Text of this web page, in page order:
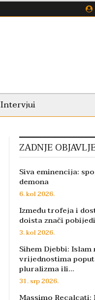
Intervjui
ZADNJE
Siva eminencija:
demona
6. kol 2026.
Između trofeja i
doista znači
3. kol 2026.
Sihem Djebbi:
vrijednostima
pluralizma ili…
31. srp 2026.